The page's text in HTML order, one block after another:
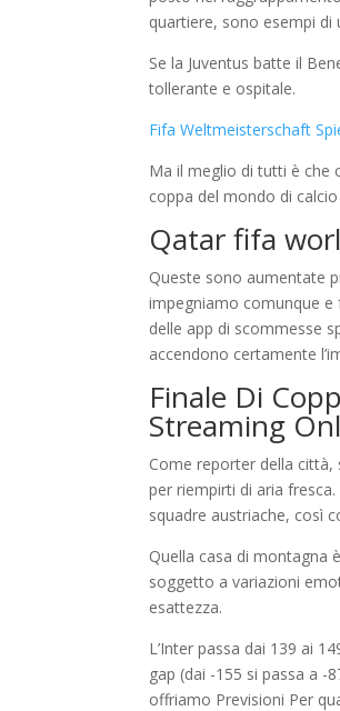
quartiere, sono esempi di
Se la Juventus batte il
tollerante e ospitale.
Fifa Weltmeisterschaft
Ma il meglio di tutti è che
coppa del mondo di
Qatar fifa
Queste sono aumentate
impegniamo comunque
delle app di scommesse
accendono certamente
Finale Di
Streaming
Come reporter della
per riempirti di aria
squadre austriache, così
Quella casa di montagna
soggetto a variazioni
esattezza.
L’Inter passa dai 139 ai
gap (dai -155 si passa a
offriamo Previsioni Per